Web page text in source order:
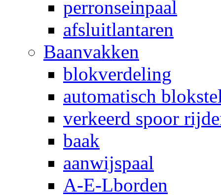
perronseinpaal
afsluitlantaren
Baanvakken
blokverdeling
automatisch
verkeerd spoor
baak
aanwijspaal
A-E-Lborden